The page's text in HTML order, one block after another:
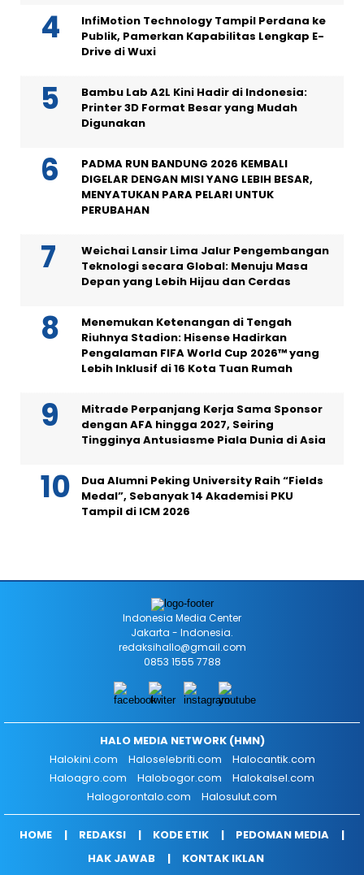
InfiMotion Technology Tampil Perdana ke
Publik, Pamerkan Kapabilitas Lengkap E-
Drive di Wuxi
Bambu Lab A2L Kini Hadir di Indonesia:
Printer 3D Format Besar yang Mudah
Digunakan
PADMA RUN BANDUNG 2026 KEMBALI
DIGELAR DENGAN MISI YANG LEBIH BESAR,
MENYATUKAN PARA PELARI UNTUK
PERUBAHAN
Weichai Lansir Lima Jalur Pengembangan
Teknologi secara Global: Menuju Masa
Depan yang Lebih Hijau dan Cerdas
Menemukan Ketenangan di Tengah
Riuhnya Stadion: Hisense Hadirkan
Pengalaman FIFA World Cup 2026™ yang
Lebih Inklusif di 16 Kota Tuan Rumah
Mitrade Perpanjang Kerja Sama Sponsor
dengan AFA hingga 2027, Seiring
Tingginya Antusiasme Piala Dunia di Asia
Dua Alumni Peking University Raih “Fields
Medal”, Sebanyak 14 Akademisi PKU
Tampil di ICM 2026
Indonesia Media Center
Jakarta - Indonesia.
redaksihallo@gmail.com
0853 1555 7788
HALO MEDIA NETWORK (HMN)
Halokini.com
Haloselebriti.com
Halocantik.com
Haloagro.com
Halobogor.com
Halokalsel.com
Halogorontalo.com
Halosulut.com
HOME REDAKSI KODE ETIK
PEDOMAN MEDIA
HAK JAWAB
KONTAK IKLAN